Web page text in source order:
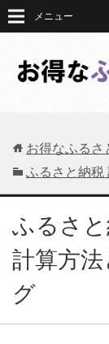
メニュー
お得なふるさ
ふるさと納税
ふるさ
計算方
グ